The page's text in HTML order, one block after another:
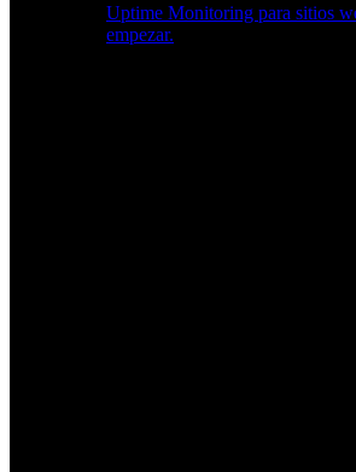
Uptime Monitoring para sitios
empezar.